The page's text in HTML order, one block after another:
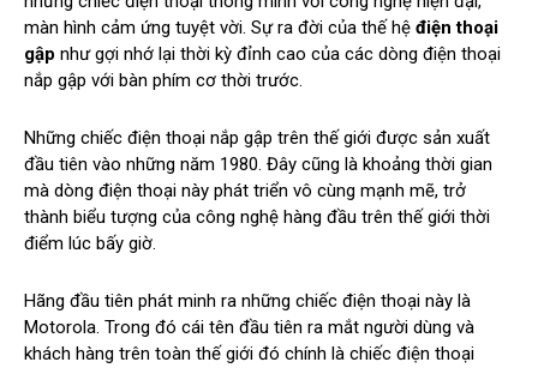
màn hình cảm ứng tuyệt vời. Sự ra đời của thế hệ điện thoại
gập như gợi nhớ lại thời kỳ đỉnh cao của các dòng điện thoại
nắp gập với bàn phím cơ thời trước.
Những chiếc điện thoại nắp gập trên thế giới được sản xuất
đầu tiên vào những năm 1980. Đây cũng là khoảng thời gian
mà dòng điện thoại này phát triển vô cùng mạnh mẽ, trở
thành biểu tượng của công nghệ hàng đầu trên thế giới thời
điểm lúc bấy giờ.
Hãng đầu tiên phát minh ra những chiếc điện thoại này là
Motorola. Trong đó cái tên đầu tiên ra mắt người dùng và
khách hàng trên toàn thế giới đó chính là chiếc điện thoại